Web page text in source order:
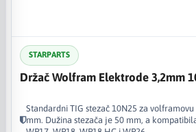
STARPARTS
Držač Wolfram Elektrode 3,2mm
Standardni TIG stezač 10N25 za
mm. Dužina stezača je 50 mm, a